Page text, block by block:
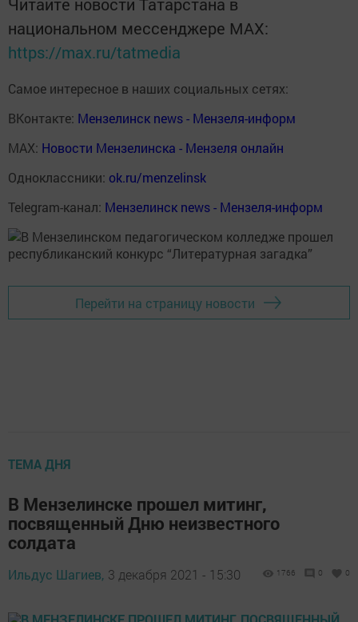
Читайте новости Татарстана в
национальном мессенджере MАХ:
https://max.ru/tatmedia
Самое интересное в наших социальных сетях:
ВКонтакте: Мензелинск news - Мензеля-информ
MAX: Новости Мензелинска - Мензеля онлайн
Одноклассники: ok.ru/menzelinsk
Telegram-канал: Мензелинск news - Мензеля-информ
Перейти на страницу новости
ТЕМА ДНЯ
В Мензелинске прошел митинг,
посвященный Дню неизвестного
солдата
Ильдус Шагиев, 3 декабря 2021 - 15:30 1766 0 0